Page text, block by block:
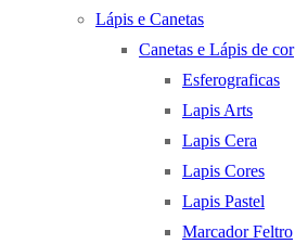
Lápis e Canetas
Canetas e Lápis de cor
Esferograficas
Lapis Arts
Lapis Cera
Lapis Cores
Lapis Pastel
Marcador Feltro